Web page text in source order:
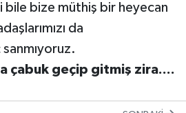
bile bize müthiş bir heyecan
da
çabuk geçip gitmiş zira....